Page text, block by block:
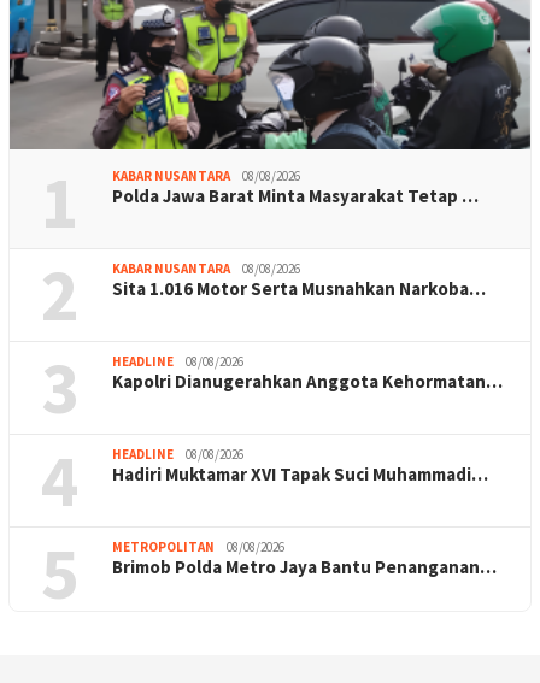
1 KABAR NUSANTARA 08/08/2026
Polda Jawa Barat Minta Masyarakat Tetap …
2 KABAR NUSANTARA 08/08/2026
Sita 1.016 Motor Serta Musnahkan Narkoba…
3 HEADLINE 08/08/2026
Kapolri Dianugerahkan Anggota Kehormatan…
4 HEADLINE 08/08/2026
Hadiri Muktamar XVI Tapak Suci Muhammadi…
5 METROPOLITAN 08/08/2026
Brimob Polda Metro Jaya Bantu Penanganan…